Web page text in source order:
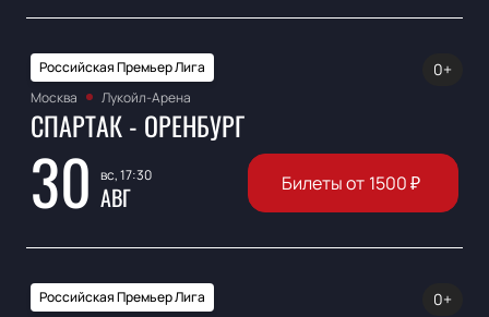
Российская Премьер Лига
Москва
Лукойл-Арена
СПАРТАК - ОРЕНБУРГ
30 вс, 17:30
АВГ
0+
Билеты от 1500₽
Российская Премьер Лига
0+